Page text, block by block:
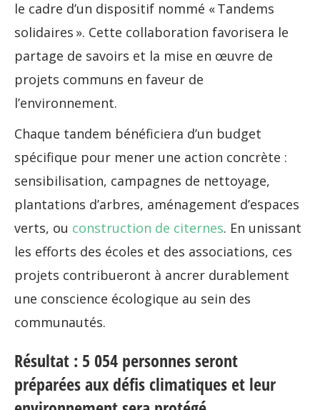
le cadre d’un dispositif nommé « Tandems
solidaires ». Cette collaboration favorisera le
partage de savoirs et la mise en œuvre de
projets communs en faveur de
l’environnement.
Chaque tandem bénéficiera d’un budget
spécifique pour mener une action concrète :
sensibilisation, campagnes de nettoyage,
plantations d’arbres, aménagement d’espaces
verts, ou construction de citernes. En unissant
les efforts des écoles et des associations, ces
projets contribueront à ancrer durablement
une conscience écologique au sein des
communautés.
Résultat : 5 054 personnes seront
préparées aux défis climatiques et leur